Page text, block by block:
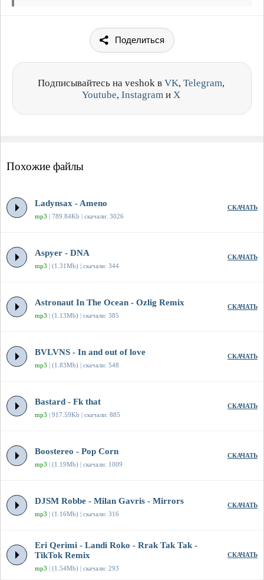
Поделиться
Подписывайтесь на veshok в VK, Telegram,
Youtube, Instagram и X
Похожие файлы
Ladynsax - Ameno
mp3 | 789.84Kb | скачали: 3026
СКАЧАТЬ
Aspyer - DNA
mp3 | (1.31Mb) | скачали: 344
СКАЧАТЬ
Astronaut In The Ocean - Ozlig Remix
mp3 | (1.13Mb) | скачали: 385
СКАЧАТЬ
BVLVNS - In and out of love
mp3 | (1.83Mb) | скачали: 548
СКАЧАТЬ
Bastard - Fk that
mp3 | 917.59Kb | скачали: 885
СКАЧАТЬ
Boostereo - Pop Corn
mp3 | (1.19Mb) | скачали: 1009
СКАЧАТЬ
DJSM Robbe - Milan Gavris - Mirrors
mp3 | (1.16Mb) | скачали: 316
СКАЧАТЬ
Eri Qerimi - Landi Roko - Rrak Tak Tak -
TikTok Remix
mp3 | (1.54Mb) | скачали: 293
СКАЧАТЬ